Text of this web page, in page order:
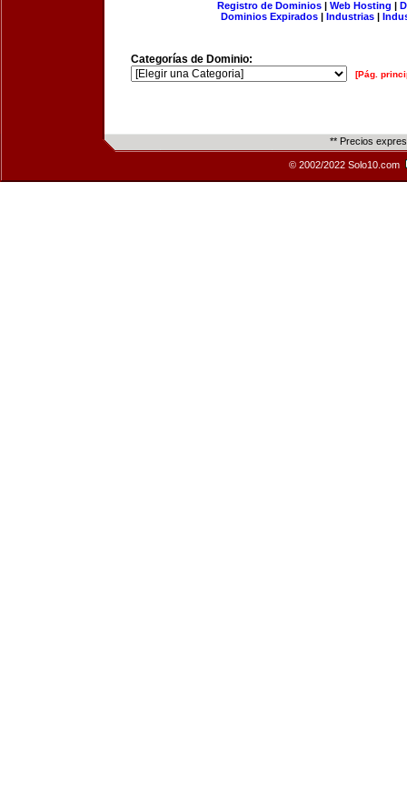
Registro de Dominios| Web Hosting |
Dominios Expirados | Industrias |
Categorías de Dominio:
[Pág.
** Precios
© 2002/2022 Solo10.com